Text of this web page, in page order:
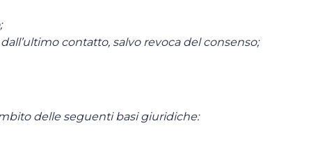
contatto, salvo revoca del consenso;
delle seguenti basi giuridiche: